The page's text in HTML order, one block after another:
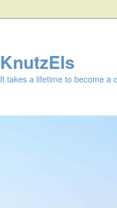
KnutzEls
It takes a lifetime to become a